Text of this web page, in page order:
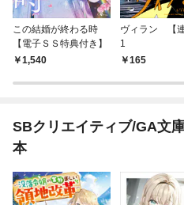
この結婚が終わる時
【電子ＳＳ特典付き】
1,540
ヴィラン 【
1
165
SBクリエイティブ/GA文
本